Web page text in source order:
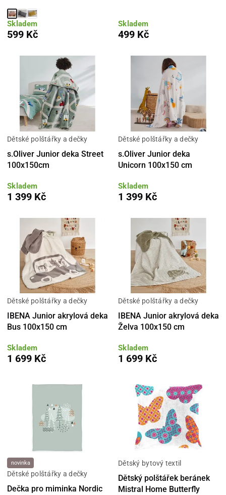
Skladem
599 Kč
Skladem
499 Kč
Dětské polštářky a dečky
s.Oliver Junior deka Street
100x150cm
Skladem
1 399 Kč
Dětské polštářky a dečky
s.Oliver Junior deka
Unicorn 100x150 cm
Skladem
1 399 Kč
Dětské polštářky a dečky
IBENA Junior akrylová deka
Bus 100x150 cm
Skladem
1 699 Kč
Dětské polštářky a dečky
IBENA Junior akrylová deka
Želva 100x150 cm
Skladem
1 699 Kč
novinka
Dětské polštářky a dečky
Dečka pro miminka Nordic
Dětský bytový textil
Dětský polštářek beránek
Mistral Home Butterfly